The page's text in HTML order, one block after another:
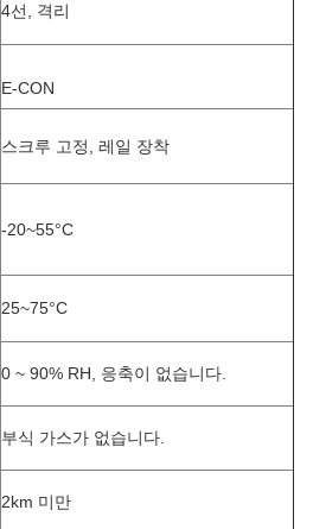
4선, 격리
E-CON
스크루 고정, 레일 장착
-20~55°C
25~75°C
0 ~ 90% RH, 응축이 없습니다.
부식 가스가 없습니다.
2km 미만